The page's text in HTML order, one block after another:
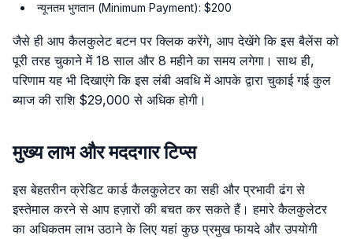
न्यूनतम भुगतान (Minimum Payment): $200
जैसे ही आप कैलकुलेट बटन पर क्लिक करेंगे, आप देखेंगे कि इस बैलेंस को
पूरी तरह चुकाने में 18 साल और 8 महीने का समय लगेगा। साथ ही,
परिणाम यह भी दिखाएंगे कि इस लंबी अवधि में आपके द्वारा चुकाई गई कुल
ब्याज की राशि $29,000 से अधिक होगी।
मुख्य लाभ और मददगार टिप्स
इस बेहतरीन क्रेडिट कार्ड कैलकुलेटर का सही और प्रभावी ढंग से
इस्तेमाल करने से आप हज़ारों की बचत कर सकते हैं। हमारे कैलकुलेटर
का अधिकतम लाभ उठाने के लिए यहां कुछ प्रमुख फायदे और उपयोगी